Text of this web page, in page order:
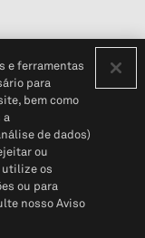
(em inglês)
S&P Global
e ferramentas
para
bem como
a
de dados)
ou
utilize os
ou para
nosso Aviso